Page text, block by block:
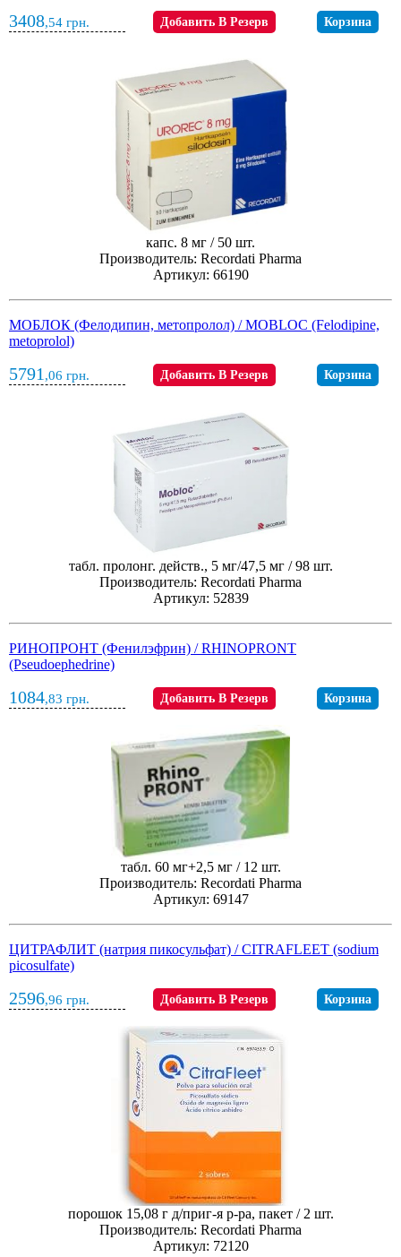
3408,54 грн. Добавить В Резерв Корзина
капс. 8 мг / 50 шт.
Производитель: Recordati Pharma
Артикул: 66190
МОБЛОК (Фелодипин, метопролол) / MOBLOC (Felodipine,
metoprolol)
5791 ,06 грн. Добавить В Резерв Корзина
табл. пролонг. действ., 5 мг/47,5 мг / 98 шт.
Производитель: Recordati Pharma
Артикул: 52839
РИНОПРОНТ (Фенилэфрин) / RHINOPRONT
(Pseudoephedrine)
1084,83 грн. Добавить В Резерв Корзина
табл. 60 мг+2,5 мг / 12 шт.
Производитель: Recordati Pharma
Артикул: 69147
ЦИТРАФЛИТ (натрия пикосульфат) / CITRAFLEET (sodium
picosulfate)
2596,96 грн. Добавить В Резерв Корзина
порошок 15,08 г д/приг-я р-ра, пакет / 2 шт.
Производитель: Recordati Pharma
Артикул: 72120